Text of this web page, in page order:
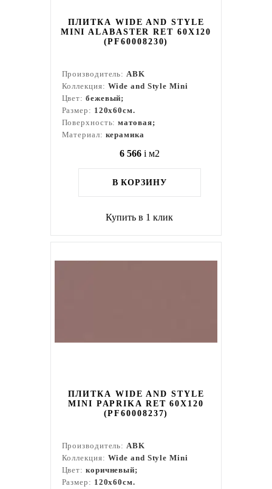
ПЛИТКА WIDE AND STYLE
MINI ALABASTER RET 60X120
(PF60008230)
Производитель:ABK
Коллекция: Wide and Style Mini
Цвет: бежевый;
Размер: 120x60см.
Поверхность:матовая;
Материал: керамика
6 566 i м2
В КОРЗИНУ
Купить в 1 клик
ПЛИТКА WIDE AND STYLE
MINI PAPRIKA RET 60X120
(PF60008237)
Производитель:ABK
Коллекция: Wide and Style Mini
Цвет: коричневый;
Размер: 120x60см.